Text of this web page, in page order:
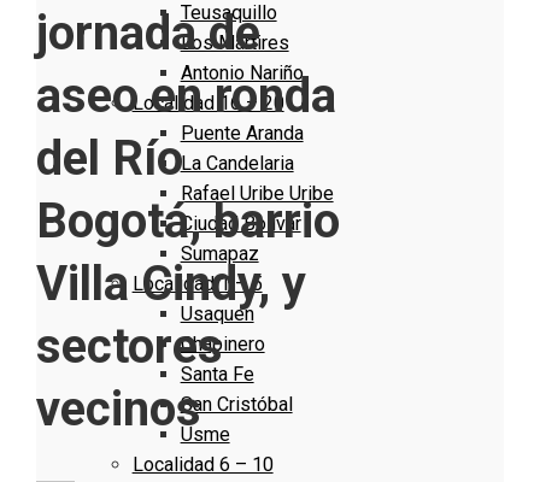
Teusaquillo
Los Mártires
Antonio Nariño
Localidad 16 – 20
Puente Aranda
La Candelaria
Rafael Uribe Uribe
Ciudad Bolivar
Sumapaz
Localidad 1 – 5
Usaquen
Chapinero
Santa Fe
San Cristóbal
Usme
Localidad 6 – 10
jornada de
aseo en ronda
del Río
Bogotá, barrio
Villa Cindy, y
sectores
vecinos